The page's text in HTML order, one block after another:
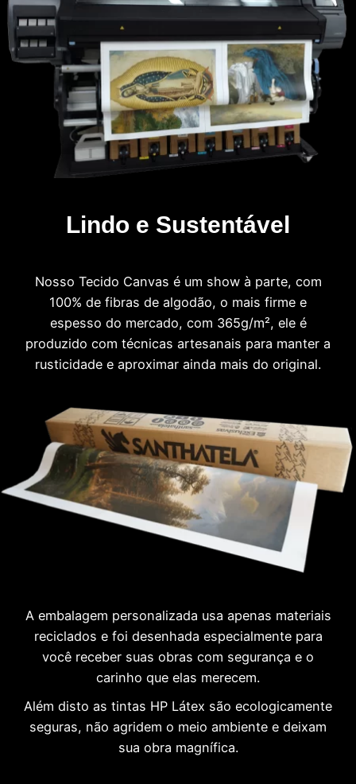
Lindo e Sustentável
Nosso Tecido Canvas é um show à parte, com
100% de fibras de algodão, o mais firme e
espesso do mercado, com 365g/m², ele é
produzido com técnicas artesanais para manter a
rusticidade e aproximar ainda mais do original.
A embalagem personalizada usa apenas materiais
reciclados e foi desenhada especialmente para
você receber suas obras com segurança e o
carinho que elas merecem.
Além disto as tintas HP Látex são ecologicamente
seguras, não agridem o meio ambiente e deixam
sua obra magnífica.